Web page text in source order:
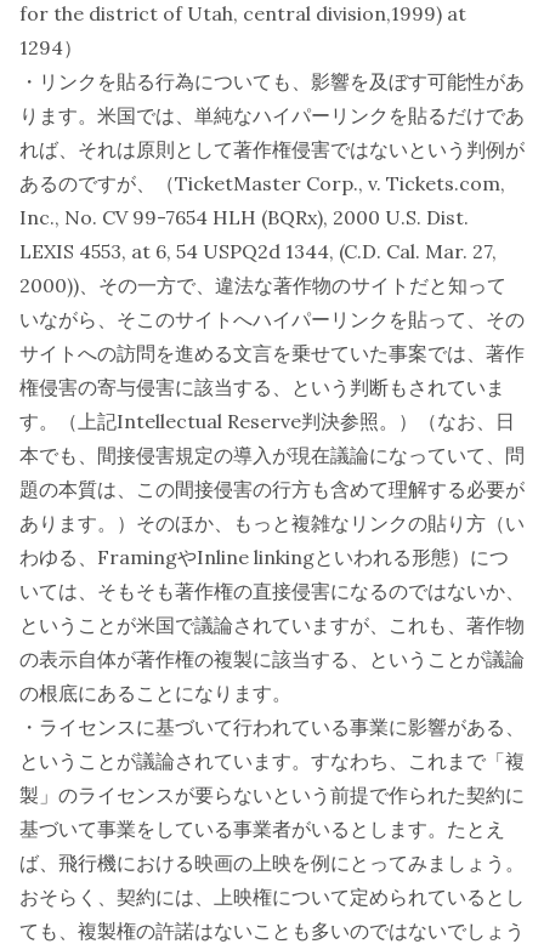
for the district of Utah, central division,1999) at
1294）
・リンクを貼る行為についても、影響を及ぼす可能性があ
ります。米国では、単純なハイパーリンクを貼るだけであ
れば、それは原則として著作権侵害ではないという判例が
あるのですが、（TicketMaster Corp., v. Tickets.com,
Inc., No. CV 99-7654 HLH (BQRx), 2000 U.S. Dist.
LEXIS 4553, at 6, 54 USPQ2d 1344, (C.D. Cal. Mar. 27,
2000))、その一方で、違法な著作物のサイトだと知って
いながら、そこのサイトへハイパーリンクを貼って、その
サイトへの訪問を進める文言を乗せていた事案では、著作
権侵害の寄与侵害に該当する、という判断もされていま
す。（上記Intellectual Reserve判決参照。）（なお、日
本でも、間接侵害規定の導入が現在議論になっていて、問
題の本質は、この間接侵害の行方も含めて理解する必要が
あります。）そのほか、もっと複雑なリンクの貼り方（い
わゆる、FramingやInline linkingといわれる形態）につ
いては、そもそも著作権の直接侵害になるのではないか、
ということが米国で議論されていますが、これも、著作物
の表示自体が著作権の複製に該当する、ということが議論
の根底にあることになります。
・ライセンスに基づいて行われている事業に影響がある、
ということが議論されています。すなわち、これまで「複
製」のライセンスが要らないという前提で作られた契約に
基づいて事業をしている事業者がいるとします。たとえ
ば、飛行機における映画の上映を例にとってみましょう。
おそらく、契約には、上映権について定められているとし
ても、複製権の許諾はないことも多いのではないでしょう